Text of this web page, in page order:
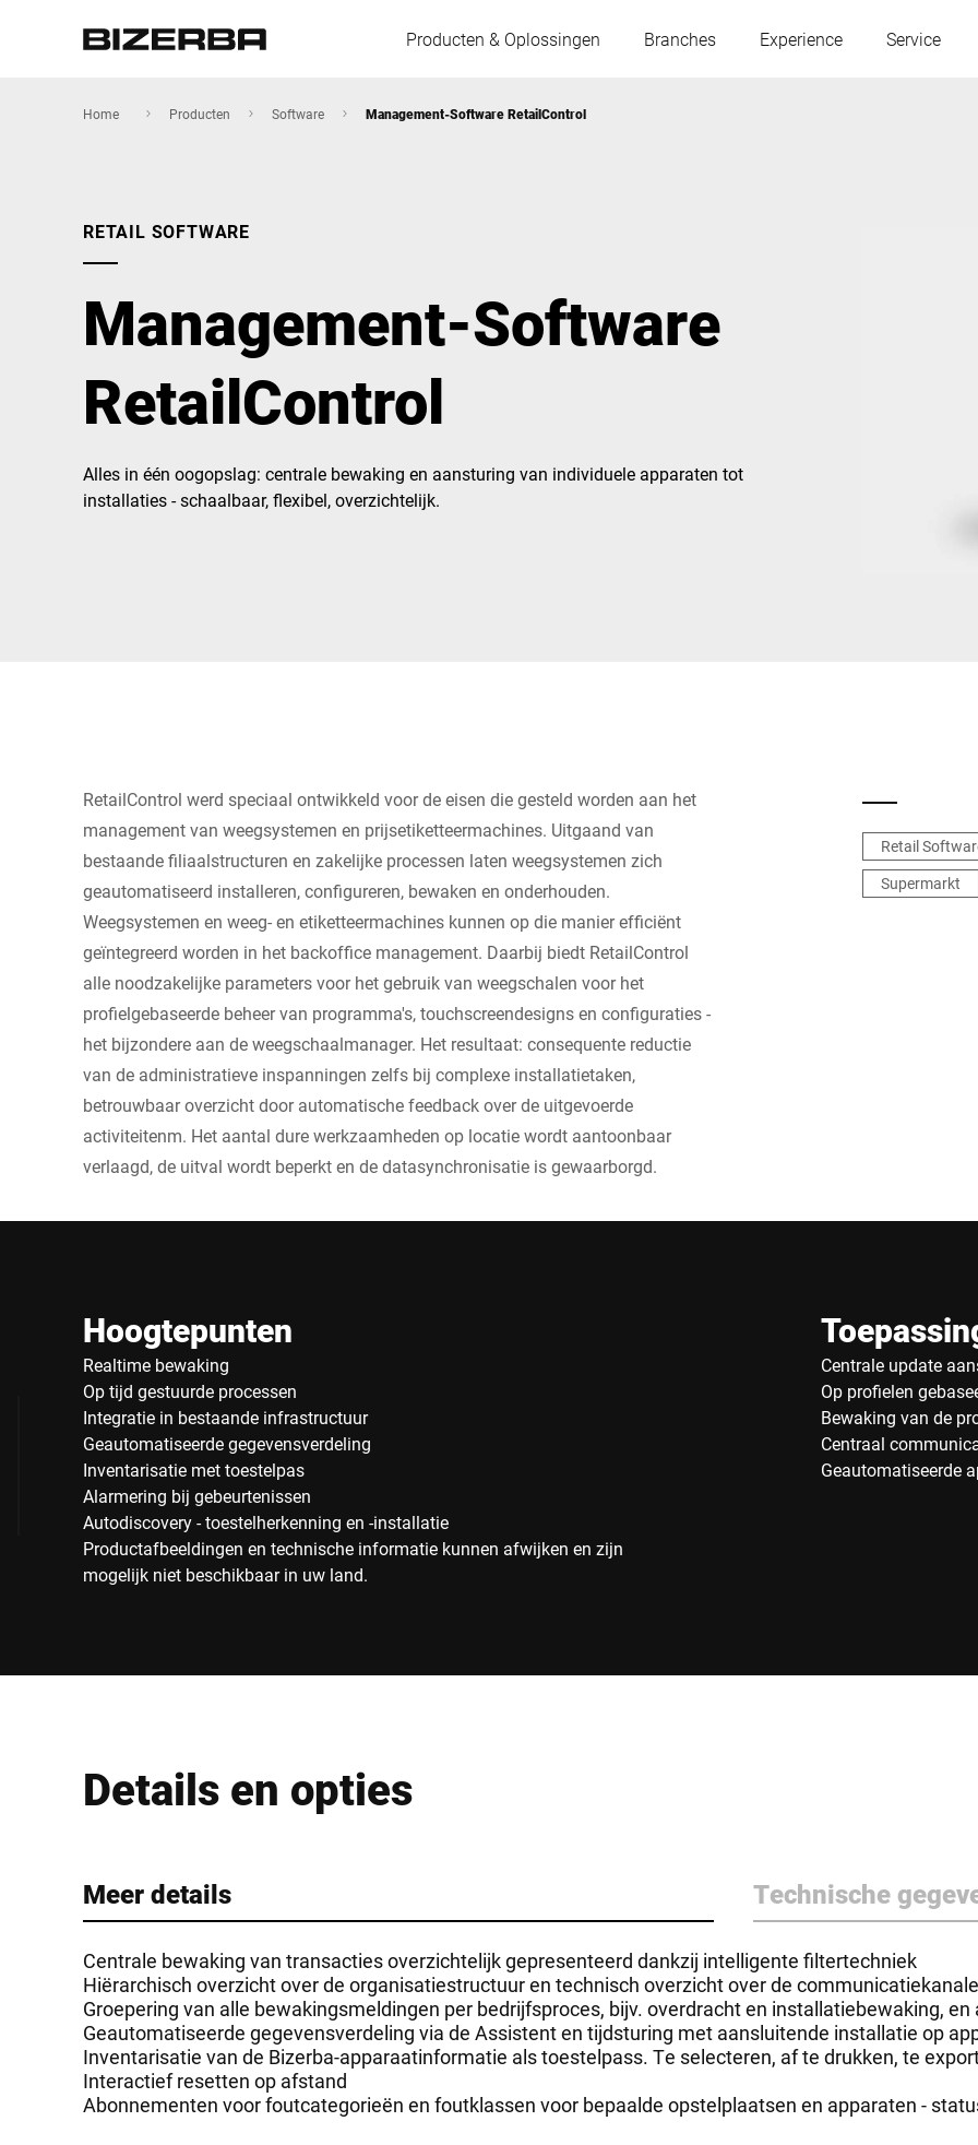
Producten & Oplossingen Branches Experience Service
Hongarije
Amerika
Azië
Australië
Afrika
Home Producten Software Management-Software RetailControl
RETAIL SOFTWARE
Management-Software
RetailControl
Alles in één oogopslag: centrale bewaking en aansturing van individuele apparaten tot
installaties - schaalbaar, flexibel, overzichtelijk.
RetailControl werd speciaal ontwikkeld voor de eisen die gesteld worden aan het
management van weegsystemen en prijsetiketteermachines. Uitgaand van
bestaande filiaalstructuren en zakelijke processen laten weegsystemen zich
geautomatiseerd installeren, configureren, bewaken en onderhouden.
Weegsystemen en weeg- en etiketteermachines kunnen op die manier efficiënt
geïntegreerd worden in het backoffice management. Daarbij biedt RetailControl
alle noodzakelijke parameters voor het gebruik van weegschalen voor het
profielgebaseerde beheer van programma's, touchscreendesigns en configuraties -
het bijzondere aan de weegschaalmanager. Het resultaat: consequente reductie
van de administratieve inspanningen zelfs bij complexe installatietaken,
betrouwbaar overzicht door automatische feedback over de uitgevoerde
activiteitenm. Het aantal dure werkzaamheden op locatie wordt aantoonbaar
verlaagd, de uitval wordt beperkt en de datasynchronisatie is gewaarborgd.
Retail
Supermarkt
Hoogtepunten
Realtime bewaking
Op tijd gestuurde processen
Integratie in bestaande infrastructuur
Geautomatiseerde gegevensverdeling
Inventarisatie met toestelpas
Alarmering bij gebeurtenissen
Autodiscovery - toestelherkenning en -installatie
Productafbeeldingen en technische informatie kunnen afwijken en zijn
mogelijk niet beschikbaar in uw land.
Centrale update
Op profielen
Bewaking van de
Centraal
Geautomatiseerde
Details en opties
Meer details Technische
Centrale bewaking van transacties overzichtelijk gepresenteerd dankzij intelligente filtertechniek
Hiërarchisch overzicht over de organisatiestructuur en technisch overzicht over de
Groepering van alle bewakingsmeldingen per bedrijfsproces, bijv. overdracht en installatiebewaking,
Geautomatiseerde gegevensverdeling via de Assistent en tijdsturing met aansluitende installatie op
Inventarisatie van de Bizerba-apparaatinformatie als toestelpass. Te selecteren, af te drukken, te
Interactief resetten op afstand
Abonnementen voor foutcategorieën en foutklassen voor bepaalde opstelplaatsen en apparaten -